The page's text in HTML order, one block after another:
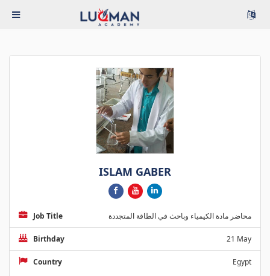
ISLAM GABER
Job Title محاضر مادة الكيمياء وباحث في الطاقة المتجددة
Birthday 21 May
Country Egypt